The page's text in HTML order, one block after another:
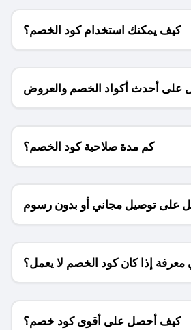
كيف يمكنك استخدام كود الخصم؟
أحدث أكواد الخصم والعروض
للمتاجر؟
كم مدة صلاحية كود الخصم؟
على توصيل مجاني أو بدون رسوم
الشحن ؟
إذا كان كود الخصم لا يعمل؟
كيف أحصل على أقوى كود خصم؟